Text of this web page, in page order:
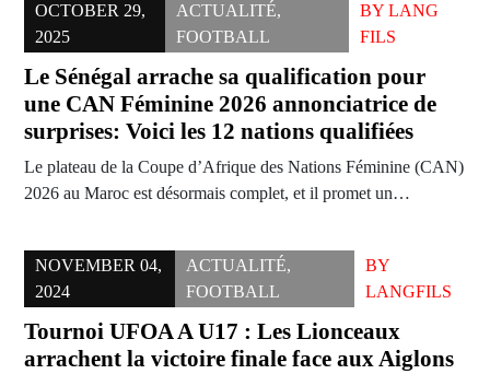
OCTOBER 29,
2025
ACTUALITÉ,
FOOTBALL
BYLANG
FILS
Le Sénégal arrache sa qualification pour
une CAN Féminine 2026 annonciatrice de
surprises: Voici les 12 nations qualifiées
Le plateau de la Coupe d’Afrique des Nations Féminine (CAN)
2026 au Maroc est désormais complet, et il promet un…
NOVEMBER 04,
2024
ACTUALITÉ,
FOOTBALL
BY
LANGFILS
Tournoi UFOA A U17 : Les Lionceaux
arrachent la victoire finale face aux Aiglons